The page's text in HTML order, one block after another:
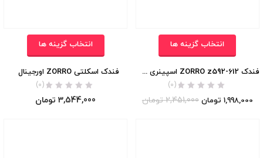
انتخاب گزینه ها
فندک ZORRO z592-612 اسپینری اورجینال
(0)
1,998,000 تومان 2,451,000 تومان
انتخاب گزینه ها
فندک اسکلتی ZORRO اورجینال
(0)
3,544,000 تومان